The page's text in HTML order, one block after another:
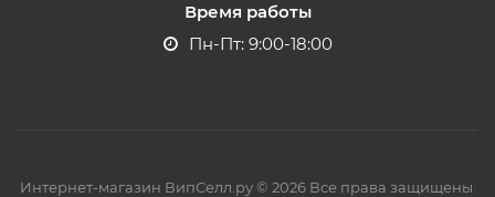
Время работы
Пн-Пт: 9:00-18:00
Интернет-магазин ВипСелл.ру © 2026 Все права защищены.